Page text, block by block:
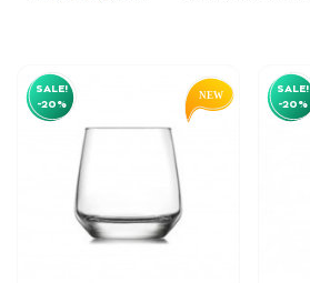
SALE!
-20%
SALE!
-20%